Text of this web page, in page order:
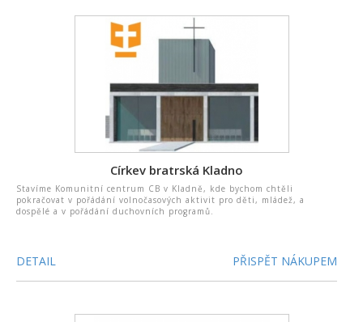
Církev bratrská Kladno
Stavíme Komunitní centrum CB v Kladně, kde bychom chtěli
pokračovat v pořádání volnočasových aktivit pro děti, mládež, a
dospělé a v pořádání duchovních programů.
DETAIL PŘISPĚT NÁKUPEM